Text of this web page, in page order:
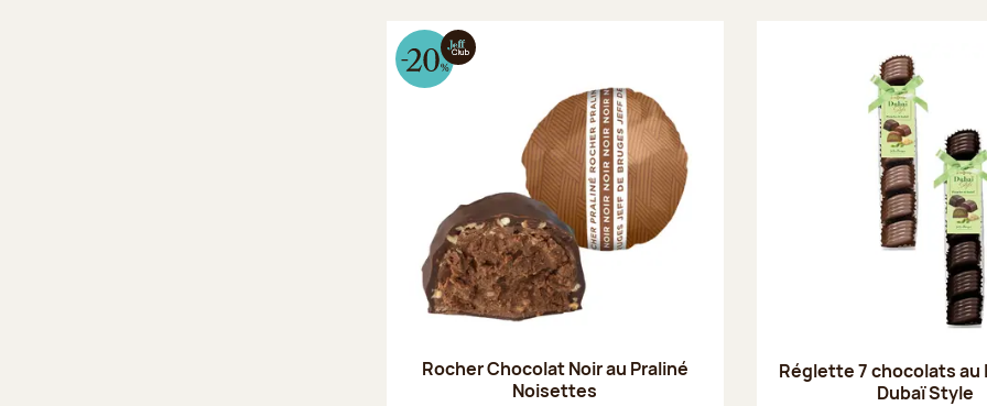
Rocher Chocolat Noir au Praliné
Noisettes
Réglette 7 chocolats au
Dubaï Style